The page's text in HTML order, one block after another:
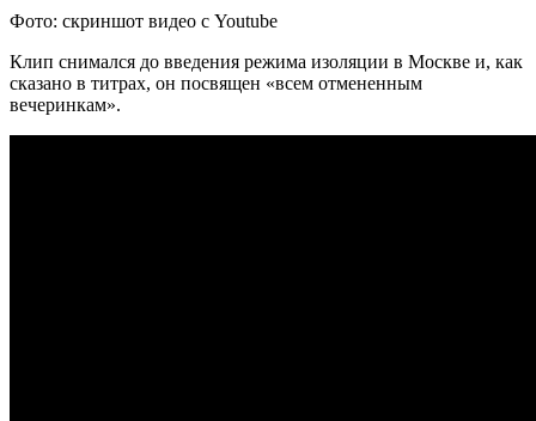
Фото: скриншот видео с Youtube
Клип снимался до введения режима изоляции в Москве и, как
сказано в титрах, он посвящен «всем отмененным
вечеринкам».